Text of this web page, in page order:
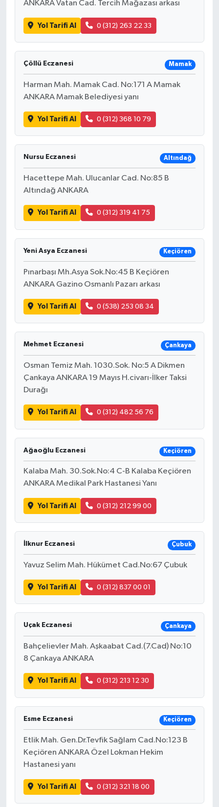
ANKARA Vatan Cad. Tercih Mağazası arkası
Yol Tarifi Al 0 (312) 263 22 33
Çöllü Eczanesi Mamak
Harman Mah. Mamak Cad. No:171 A Mamak
ANKARA Mamak Belediyesi yanı
Yol Tarifi Al 0 (312) 368 10 79
Nursu Eczanesi Altındağ
Hacettepe Mah. Ulucanlar Cad. No:85 B
Altındağ ANKARA
Yol Tarifi Al 0 (312) 319 41 75
Yeni Asya Eczanesi Keçiören
Pınarbaşı Mh.Asya Sok.No:45 B Keçiören
ANKARA Gazino Osmanlı Pazarı arkası
Yol Tarifi Al 0 (538) 253 08 34
Mehmet Eczanesi Çankaya
Osman Temiz Mah. 1030.Sok. No:5 A Dikmen
Çankaya ANKARA 19 Mayıs H.civarı-İlker Taksi
Durağı
Yol Tarifi Al 0 (312) 482 56 76
Ağaoğlu Eczanesi Keçiören
Kalaba Mah. 30.Sok.No:4 C-B Kalaba Keçiören
ANKARA Medikal Park Hastanesi Yanı
Yol Tarifi Al 0 (312) 212 99 00
İlknur Eczanesi Çubuk
Yavuz Selim Mah. Hükümet Cad.No:67 Çubuk
Yol Tarifi Al 0 (312) 837 00 01
Uçak Eczanesi Çankaya
Bahçelievler Mah. Aşkaabat Cad.(7.Cad) No:10
8 Çankaya ANKARA
Yol Tarifi Al 0 (312) 213 12 30
Esme Eczanesi Keçiören
Etlik Mah. Gen.Dr.Tevfik Sağlam Cad.No:123 B
Keçiören ANKARA Özel Lokman Hekim
Hastanesi yanı
Yol Tarifi Al 0 (312) 321 18 00